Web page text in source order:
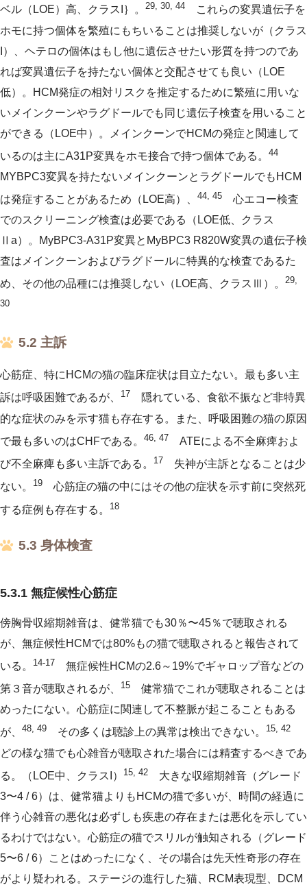
ベル（LOE）高、クラスI｝。 29, 30, 44 これらの変異遺伝子を
ホモに持つ個体を繁殖にもちいることは推奨しないが（クラス
I）、ヘテロの個体はもし他に遺伝させたい形質を持つのであ
れば変異遺伝子を持たない個体と交配させても良い（LOE
低）。HCM発症の相対リスクを推定するために繁殖に用いな
いメインクーンやラグドールでも同じ遺伝子検査を用いること
ができる（LOE中）。メインクーンでHCMの発症と関連して
いるのは主にA31P変異をホモ接合で持つ個体である。 44
MYBPC3変異を持たないメインクーンとラグドールでもHCM
は発症することがあるため（LOE高）、 44, 45 心エコー検査
でのスクリーニング検査は必要である（LOE低、クラス
Ⅱa）。MyBPC3-A31P変異とMyBPC3 R820W変異の遺伝子検
査はメインクーンおよびラグドールに特異的な検査であるた
め、その他の品種には推奨しない（LOE高、クラスⅢ）。 29,
30
5.2 主訴
心筋症、特にHCMの猫の臨床症状は目立たない。最も多い主
訴は呼吸困難であるが、
17 隠れている、食欲不振など非特異
的な症状のみを示す猫も存在する。また、呼吸困難の猫の原因
で最も多いのはCHFである。 46, 47 ATEによる不全麻痺およ
び不全麻痺も多い主訴である。
17 失神が主訴となることは少
ない。
19 心筋症の猫の中にはその他の症状を示す前に突然死
する症例も存在する。
18
5.3 身体検査
5.3.1 無症候性心筋症
傍胸骨収縮期雑音は、健常猫でも30％〜45％で聴取される
が、無症候性HCMでは80%もの猫で聴取されると報告されて
いる。
14-17 無症候性HCMの2.6～19%でギャロップ音などの
第３音が聴取されるが、
15 健常猫でこれが聴取されることは
めったにない。心筋症に関連して不整脈が起こることもある
が、 48, 49 その多くは聴診上の異常は検出できない。 15, 42
どの様な猫でも心雑音が聴取された場合には精査するべきであ
る。（LOE中、クラスI）
15, 42 大きな収縮期雑音（グレード
3〜4 / 6）は、健常猫よりもHCMの猫で多いが、時間の経過に
伴う心雑音の悪化は必ずしも疾患の存在または悪化を示してい
るわけではない。心筋症の猫でスリルが触知される（グレード
5〜6 / 6）ことはめったになく、その場合は先天性奇形の存在
がより疑われる。ステージの進行した猫、RCM表現型、DCM